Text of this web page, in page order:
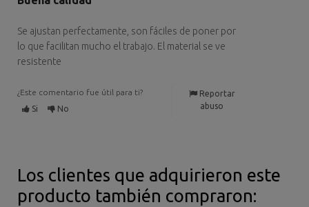
Se ajustan perfectamente, son fáciles de poner por
lo que facilitan mucho el trabajo. El material se ve
resistente
¿Este comentario fue útil para ti?
Si
No
Reportar
abuso
Los clientes que adquirieron este
producto también compraron: